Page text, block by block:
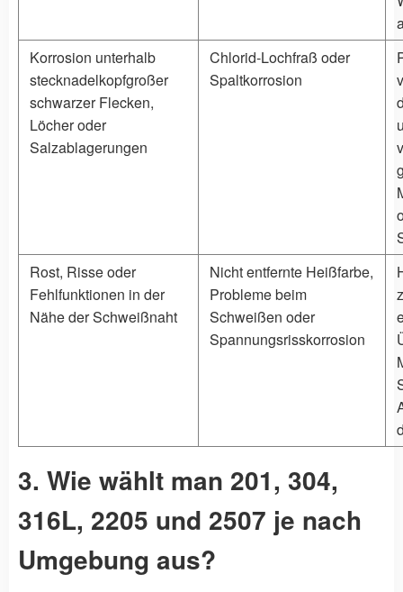
Korrosion unterhalb
stecknadelkopfgroßer
schwarzer Flecken,
Löcher oder
Salzablagerungen
Chlorid-Lochfraß oder
Spaltkorrosion
Rost, Risse oder
Fehlfunktionen in der
Nähe der Schweißnaht
Nicht entfernte Heißfarbe,
Probleme beim
Schweißen oder
Spannungsrisskorrosion
3. Wie wählt man 201, 304,
316L, 2205 und 2507 je nach
Umgebung aus?